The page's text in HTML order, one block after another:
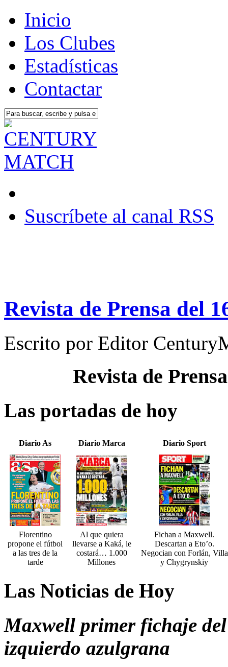
Inicio
Los Clubes
Estadísticas
Contactar
Suscríbete al canal RSS
Revista de Prensa del
Escrito por Editor
Revista de
Las portadas de hoy
Diario As Diario Marca Diario Sport
Florentino
propone el fútbol
a las tres de la
tarde
Al que quiera
llevarse a Kaká, le
costará… 1.000
Millones
Fichan a Maxwell.
Descartan a Eto’o.
Negocian con Forlán, Villa
y Chygrynskiy
Las Noticias de Hoy
Maxwell primer fichaje
izquierdo azulgrana